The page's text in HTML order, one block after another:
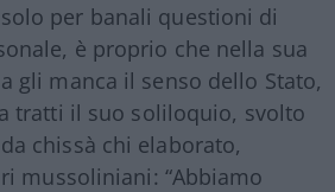
per banali questioni di
è proprio che nella sua
gli manca il senso dello Stato,
tratti il suo soliloquio, svolto
chissà chi elaborato,
mussoliniani: “Abbiamo